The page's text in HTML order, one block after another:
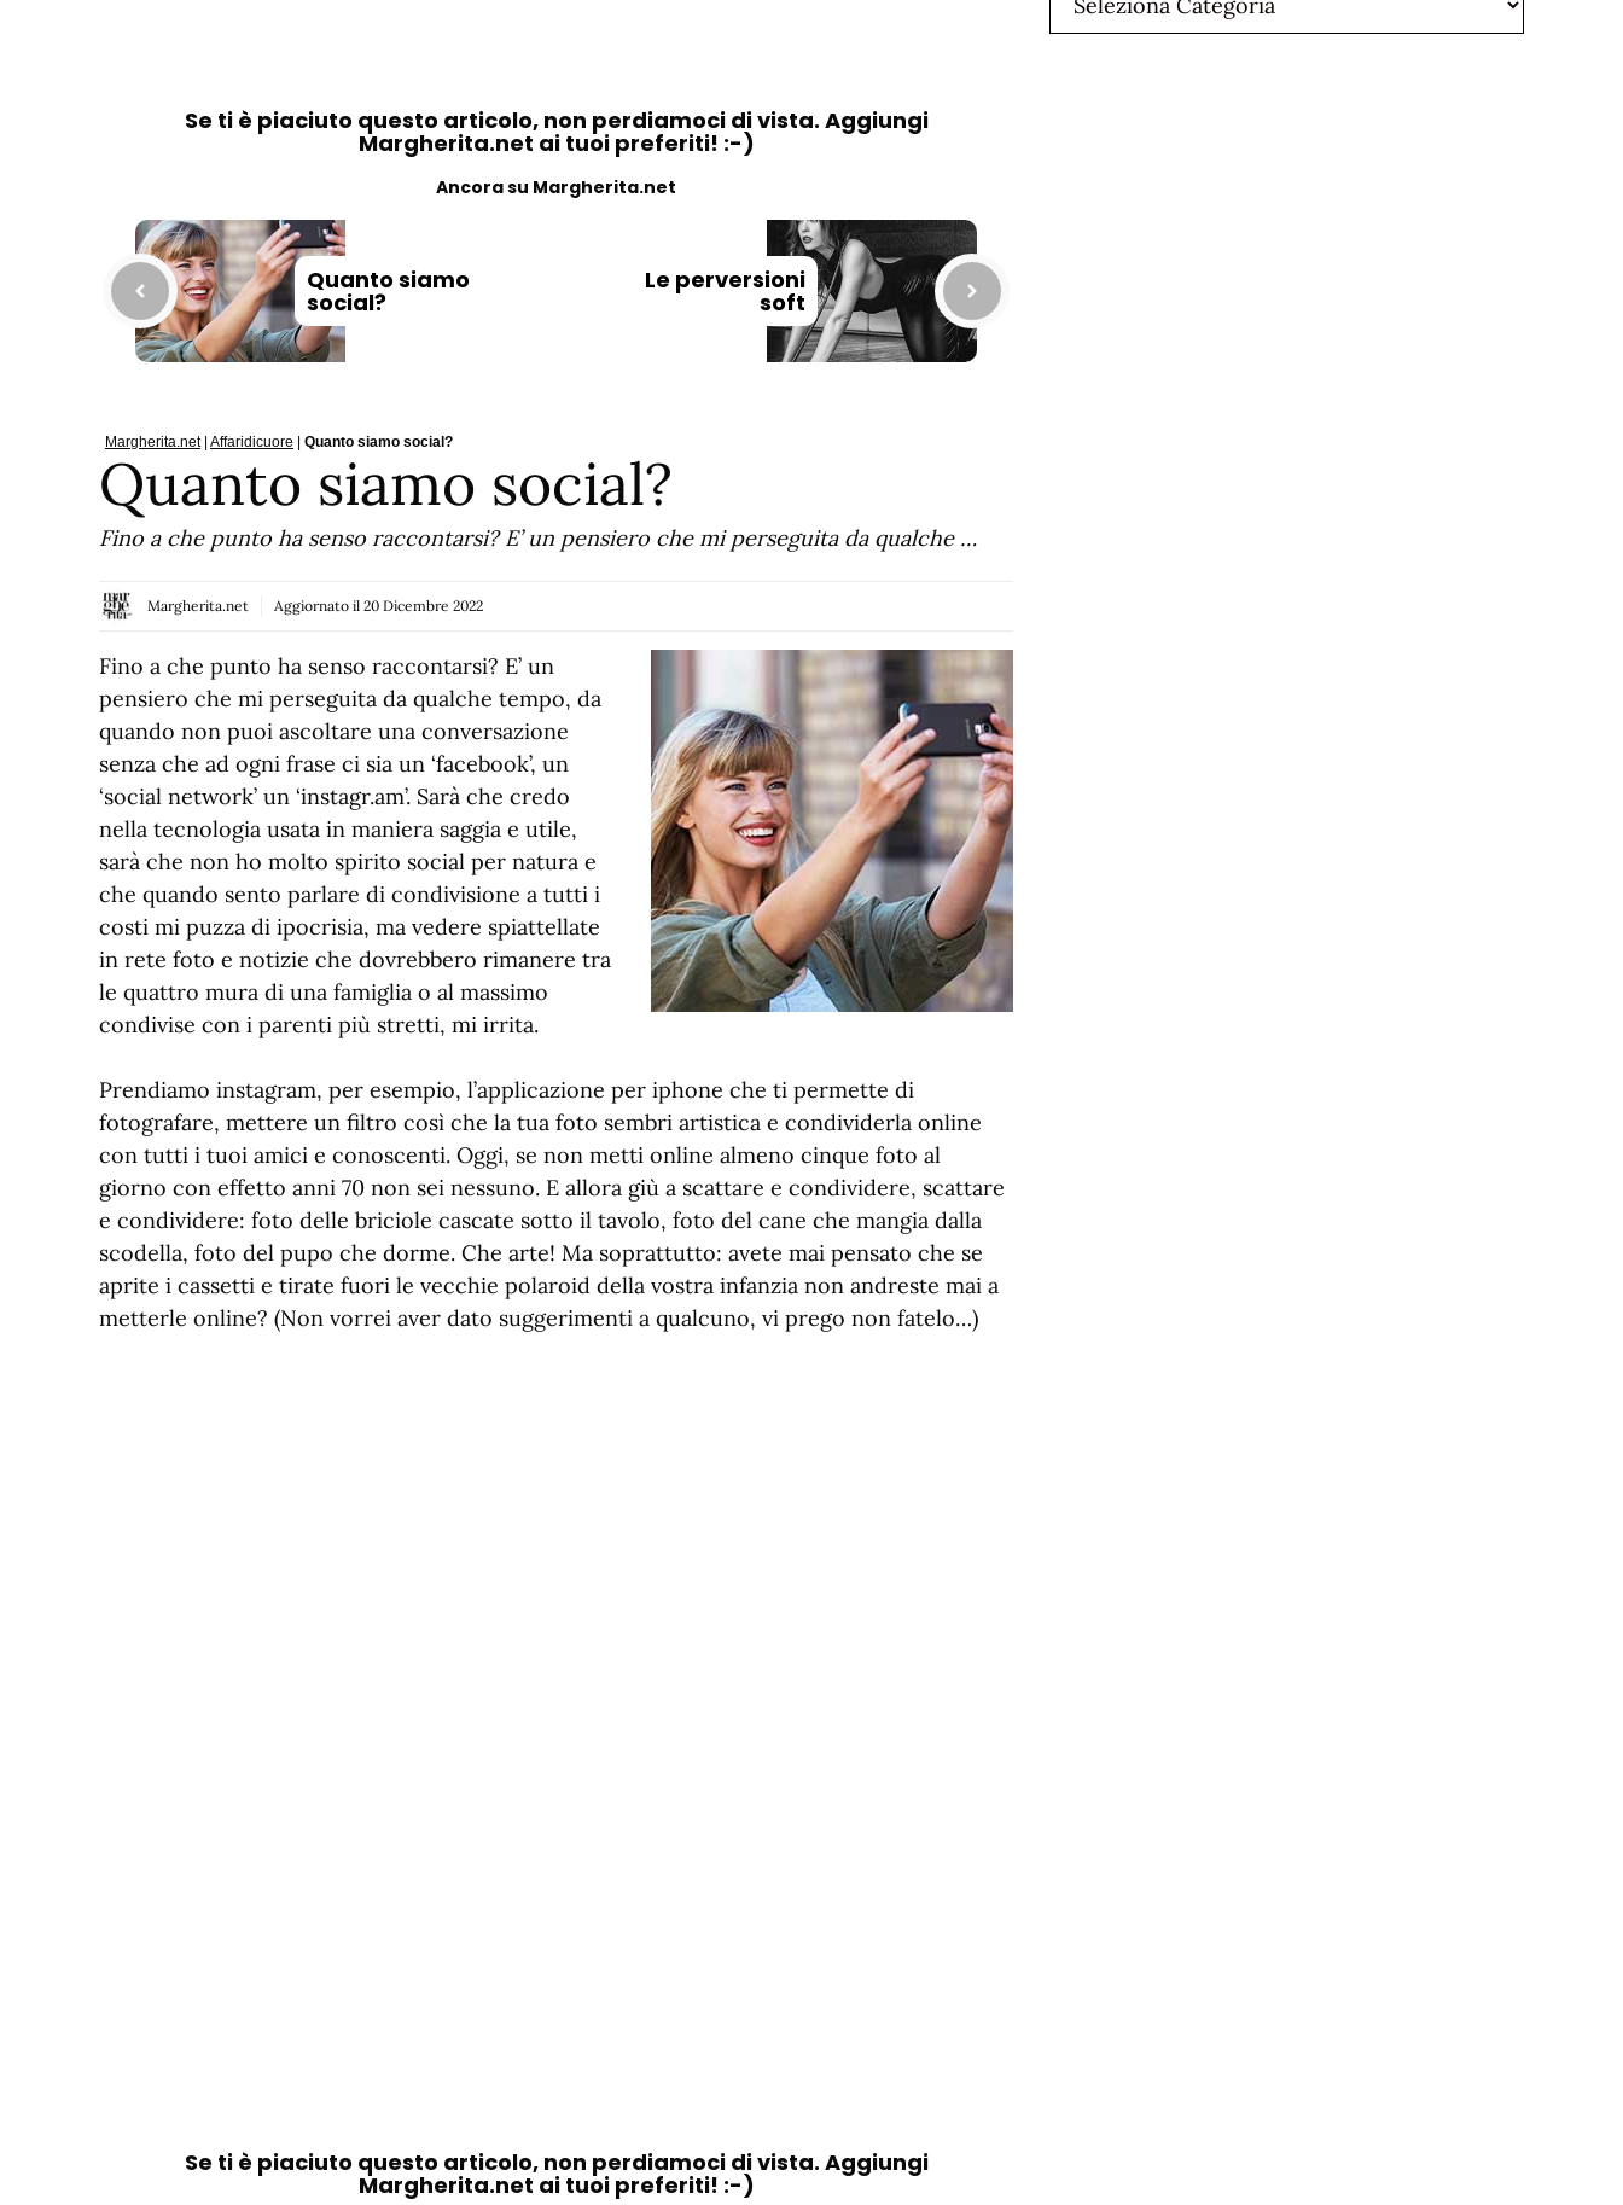
Se ti è piaciuto questo articolo, non perdiamoci di vista. Aggiungi
Margherita.net ai tuoi preferiti! :-)
Ancora su Margherita.net
Quanto siamo
social?
Le perversioni
soft
Margherita.net| Affaridicuore | Quanto siamo social?
Quanto siamo social?
Fino a che punto ha senso raccontarsi? E’ un pensiero che mi perseguita da qualche …
Margherita.net Aggiornato il 20 Dicembre 2022
Fino a che punto ha senso raccontarsi? E’ un
pensiero che mi perseguita da qualche tempo, da
quando non puoi ascoltare una conversazione
senza che ad ogni frase ci sia un ‘facebook’, un
‘social network’ un ‘instagr.am’. Sarà che credo
nella tecnologia usata in maniera saggia e utile,
sarà che non ho molto spirito social per natura e
che quando sento parlare di condivisione a tutti i
costi mi puzza di ipocrisia, ma vedere spiattellate
in rete foto e notizie che dovrebbero rimanere tra
le quattro mura di una famiglia o al massimo
condivise con i parenti più stretti, mi irrita.
Prendiamo instagram, per esempio, l’applicazione per iphone che ti permette di
fotografare, mettere un filtro così che la tua foto sembri artistica e condividerla online
con tutti i tuoi amici e conoscenti. Oggi, se non metti online almeno cinque foto al
giorno con effetto anni 70 non sei nessuno. E allora giù a scattare e condividere, scattare
e condividere: foto delle briciole cascate sotto il tavolo, foto del cane che mangia dalla
scodella, foto del pupo che dorme. Che arte! Ma soprattutto: avete mai pensato che se
aprite i cassetti e tirate fuori le vecchie polaroid della vostra infanzia non andreste mai a
metterle online? (Non vorrei aver dato suggerimenti a qualcuno, vi prego non fatelo…)
Se ti è piaciuto questo articolo, non perdiamoci di vista. Aggiungi
Margherita.net ai tuoi preferiti! :-)